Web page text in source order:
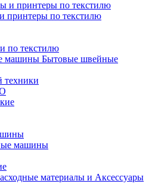
принтеры по текстилю
по текстилю
Бытовые швейные
техники
машины